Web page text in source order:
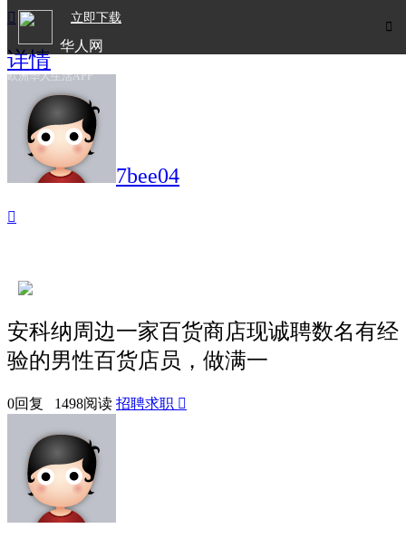

立即下载
华人网
欧洲华人生活APP

详情
7bee04

安科纳周边一家百货商店现诚聘数名有经
验的男性百货店员，做满一
0回复 1498阅读 招聘求职 